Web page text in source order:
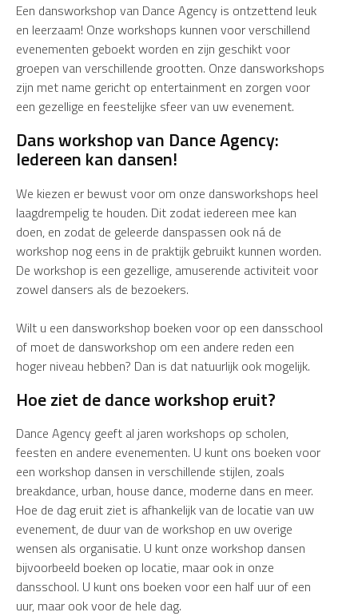
Een dansworkshop van Dance Agency is ontzettend leuk
en leerzaam! Onze workshops kunnen voor verschillend
evenementen geboekt worden en zijn geschikt voor
groepen van verschillende grootten. Onze dansworkshops
zijn met name gericht op entertainment en zorgen voor
een gezellige en feestelijke sfeer van uw evenement.
Dans workshop van Dance Agency:
Iedereen kan dansen!
We kiezen er bewust voor om onze dansworkshops heel
laagdrempelig te houden. Dit zodat iedereen mee kan
doen, en zodat de geleerde danspassen ook ná de
workshop nog eens in de praktijk gebruikt kunnen worden.
De workshop is een gezellige, amuserende activiteit voor
zowel dansers als de bezoekers.
Wilt u een dansworkshop boeken voor op een dansschool
of moet de dansworkshop om een andere reden een
hoger niveau hebben? Dan is dat natuurlijk ook mogelijk.
Hoe ziet de dance workshop eruit?
Dance Agency geeft al jaren workshops op scholen,
feesten en andere evenementen. U kunt ons boeken voor
een workshop dansen in verschillende stijlen, zoals
breakdance, urban, house dance, moderne dans en meer.
Hoe de dag eruit ziet is afhankelijk van de locatie van uw
evenement, de duur van de workshop en uw overige
wensen als organisatie. U kunt onze workshop dansen
bijvoorbeeld boeken op locatie, maar ook in onze
dansschool. U kunt ons boeken voor een half uur of een
uur, maar ook voor de hele dag.